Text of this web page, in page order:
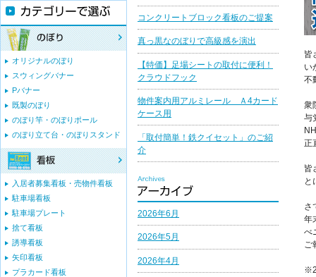
皆
い
不
衆
与
正
皆
と
さ
年
べ
ご
コンクリートブロック看板のご提案
真っ黒なのぼりで高級感を演出
【特価】足場シートの取付に便利！
クラウドフック
物件案内用アルミレール Ａ4カード
ケース用
「取付簡単！鉄クイセット」のご紹
介
2026年6月
2026年5月
2026年4月
オリジナルのぼり
スウィングバナー
Pバナー
既製のぼり
のぼり竿・のぼりポール
のぼり立て台・のぼりスタンド
入居者募集看板・売物件看板
駐車場看板
駐車場プレート
捨て看板
誘導看板
矢印看板
プラカード看板